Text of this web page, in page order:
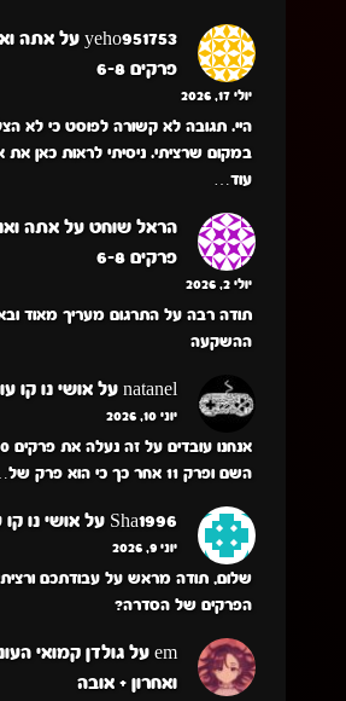
yeho951753 עלאתה
פרקים 6-8
יולי 17, 2026
היי. תגובה לא קשורה לפוסט כי לא
במקום שרציתי. ניסיתי לראות כאן את
עוד…
הראל שוחט עלאתה
פרקים 6-8
יולי 2, 2026
תודה רבה על התרגום מעריך מאוד
ההשקעה
natanel עלאושי נו קו עונה 3
יוני 10, 2026
השם ופרק 11 אחר כך כי הוא פרק של…
Sha1996 עלאושי נו קו
יוני 9, 2026
שלום, תודה מראש על עבודתכם
הפרקים של הסדרה?
em על
ואחרון + אובה